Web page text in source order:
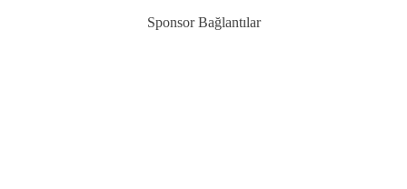
Sponsor Bağlantılar